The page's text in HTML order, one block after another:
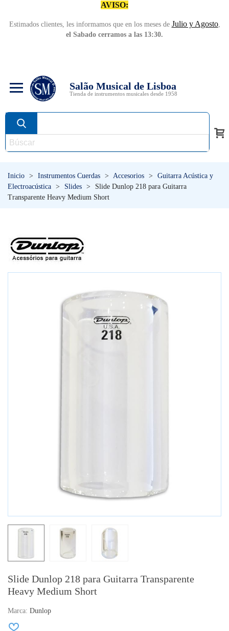
AVISO:
Estimados clientes, les informamos que en los meses de Julio y Agosto,
el Sabado cerramos a las 13:30.
Salão Musical de Lisboa
Tienda de instrumentos musicales desde 1958
Inicio > Instrumentos Cuerdas > Accesorios >
Guitarra Acústica y
Electroacústica > Slides >
Slide Dunlop 218 para Guitarra
Transparente Heavy Medium Short
Slide Dunlop 218 para Guitarra Transparente
Heavy Medium Short
Marca: Dunlop